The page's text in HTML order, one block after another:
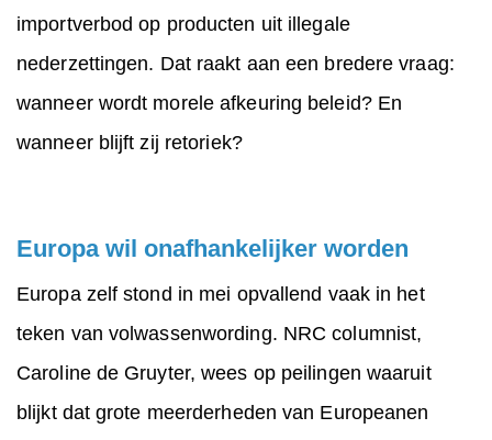
importverbod op producten uit illegale
nederzettingen. Dat raakt aan een bredere vraag:
wanneer wordt morele afkeuring beleid? En
wanneer blijft zij retoriek?
Europa wil onafhankelijker worden
Europa zelf stond in mei opvallend vaak in het
teken van volwassenwording. NRC columnist,
Caroline de Gruyter, wees op peilingen waaruit
blijkt dat grote meerderheden van Europeanen